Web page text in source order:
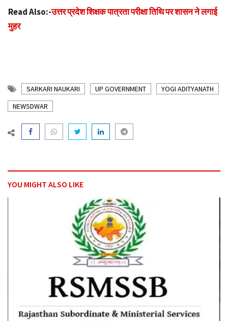
Read Also:-उत्तर प्रदेश शिक्षक पात्रता परीक्षा तिथि पर शासन ने लगाई
मुहर
SARKARI NAUKARI UP GOVERNMENT
YOGI ADITYANATH
NEWSDWAR
YOU MIGHT ALSO LIKE